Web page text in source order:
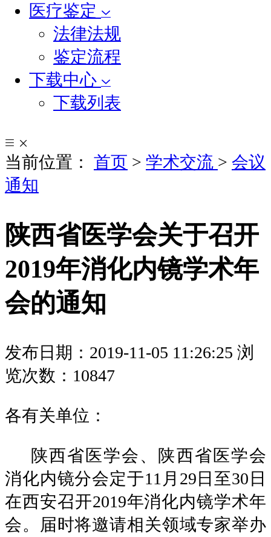
医疗鉴定
法律法规
鉴定流程
下载中心
下载列表
当前位置： 首页 > 学术交流 > 会议
通知
陕西省医学会关于召开
2019年消化内镜学术年
会的通知
发布日期：2019-11-05 11:26:25 浏
览次数：10847
各有关单位：
陕西省医学会、陕西省医学会
消化内镜分会定于11月29日至30日
在西安召开2019年消化内镜学术年
会。届时将邀请相关领域专家举办